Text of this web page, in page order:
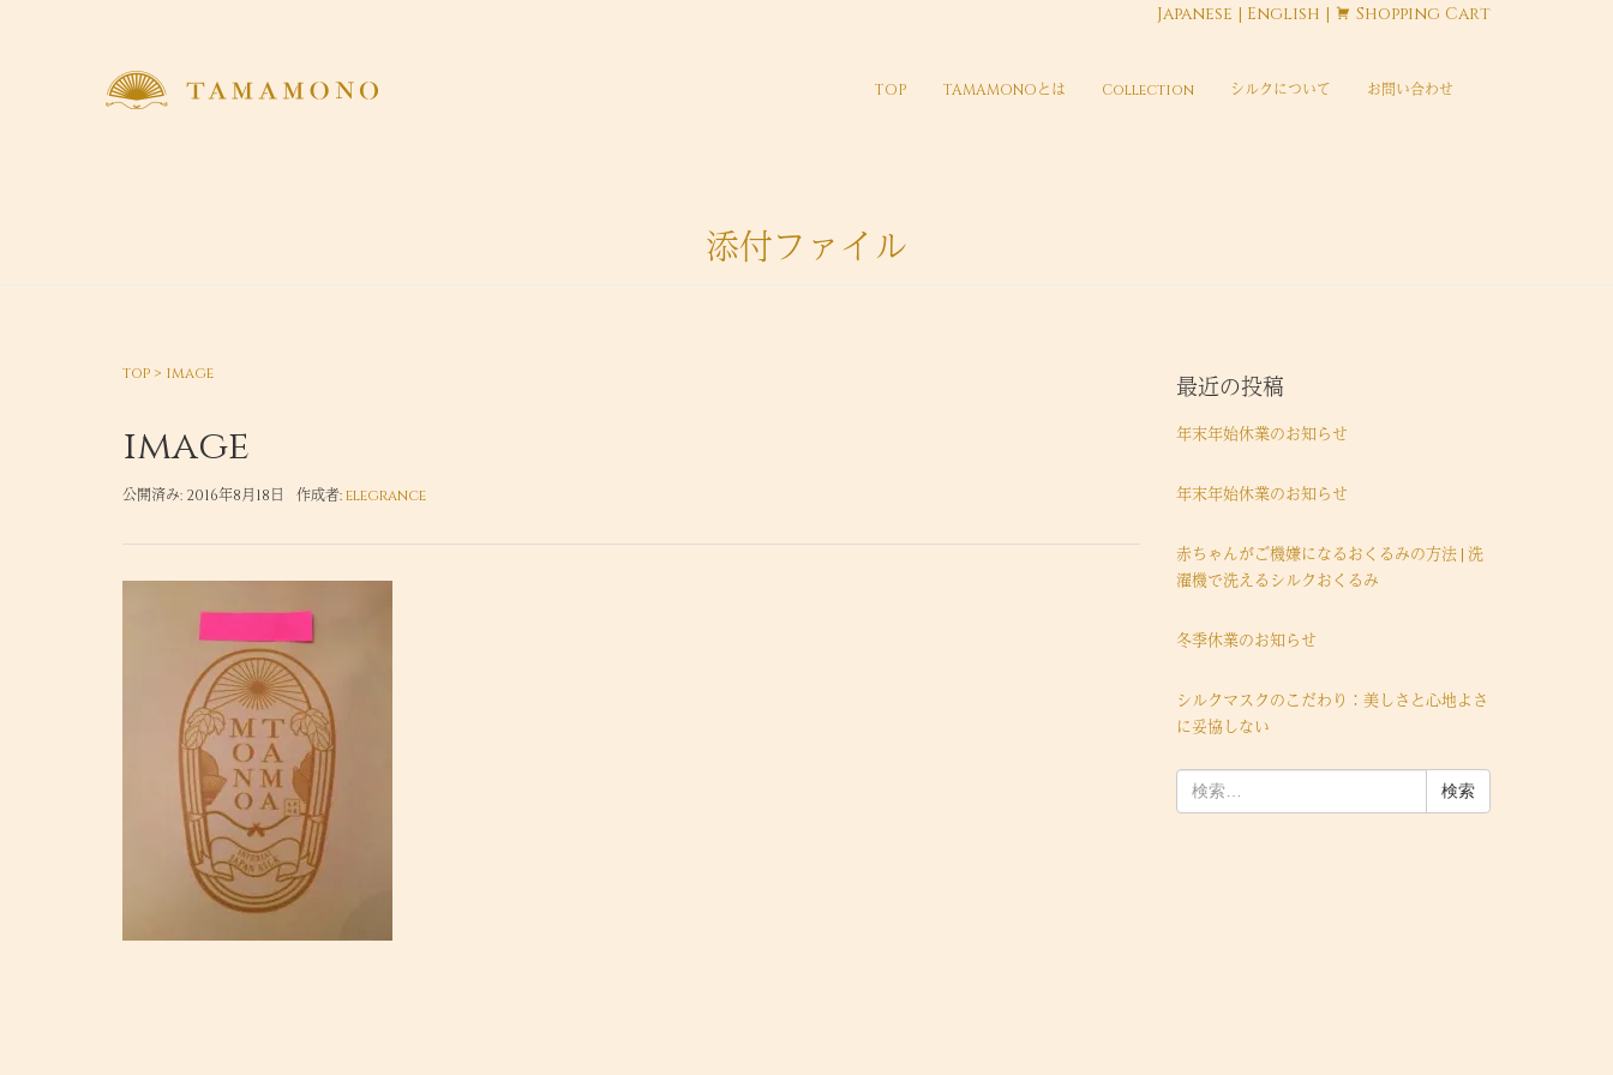
Japanese | English | Shopping Cart
TOP TAMAMONOとは Collection シルクについて お問い合わせ
添付ファイル
top > image
image
公開済み: 2016年8月18日 作成者:elegrance
最近の投稿
年末年始休業のお知らせ
年末年始休業のお知らせ
赤ちゃんがご機嫌になるおくるみの方法 | 洗
濯機で洗えるシルクおくるみ
冬季休業のお知らせ
シルクマスクのこだわり：美しさと心地よさ
に妥協しない
索: